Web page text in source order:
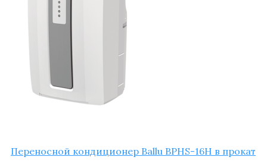
Пере­нос­ной кон­ди­ци­о­нер Ballu BPHS-16H в прокат